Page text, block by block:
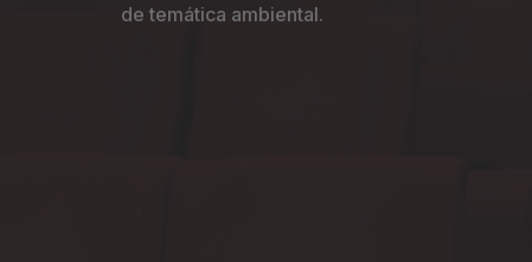
de temática ambiental.